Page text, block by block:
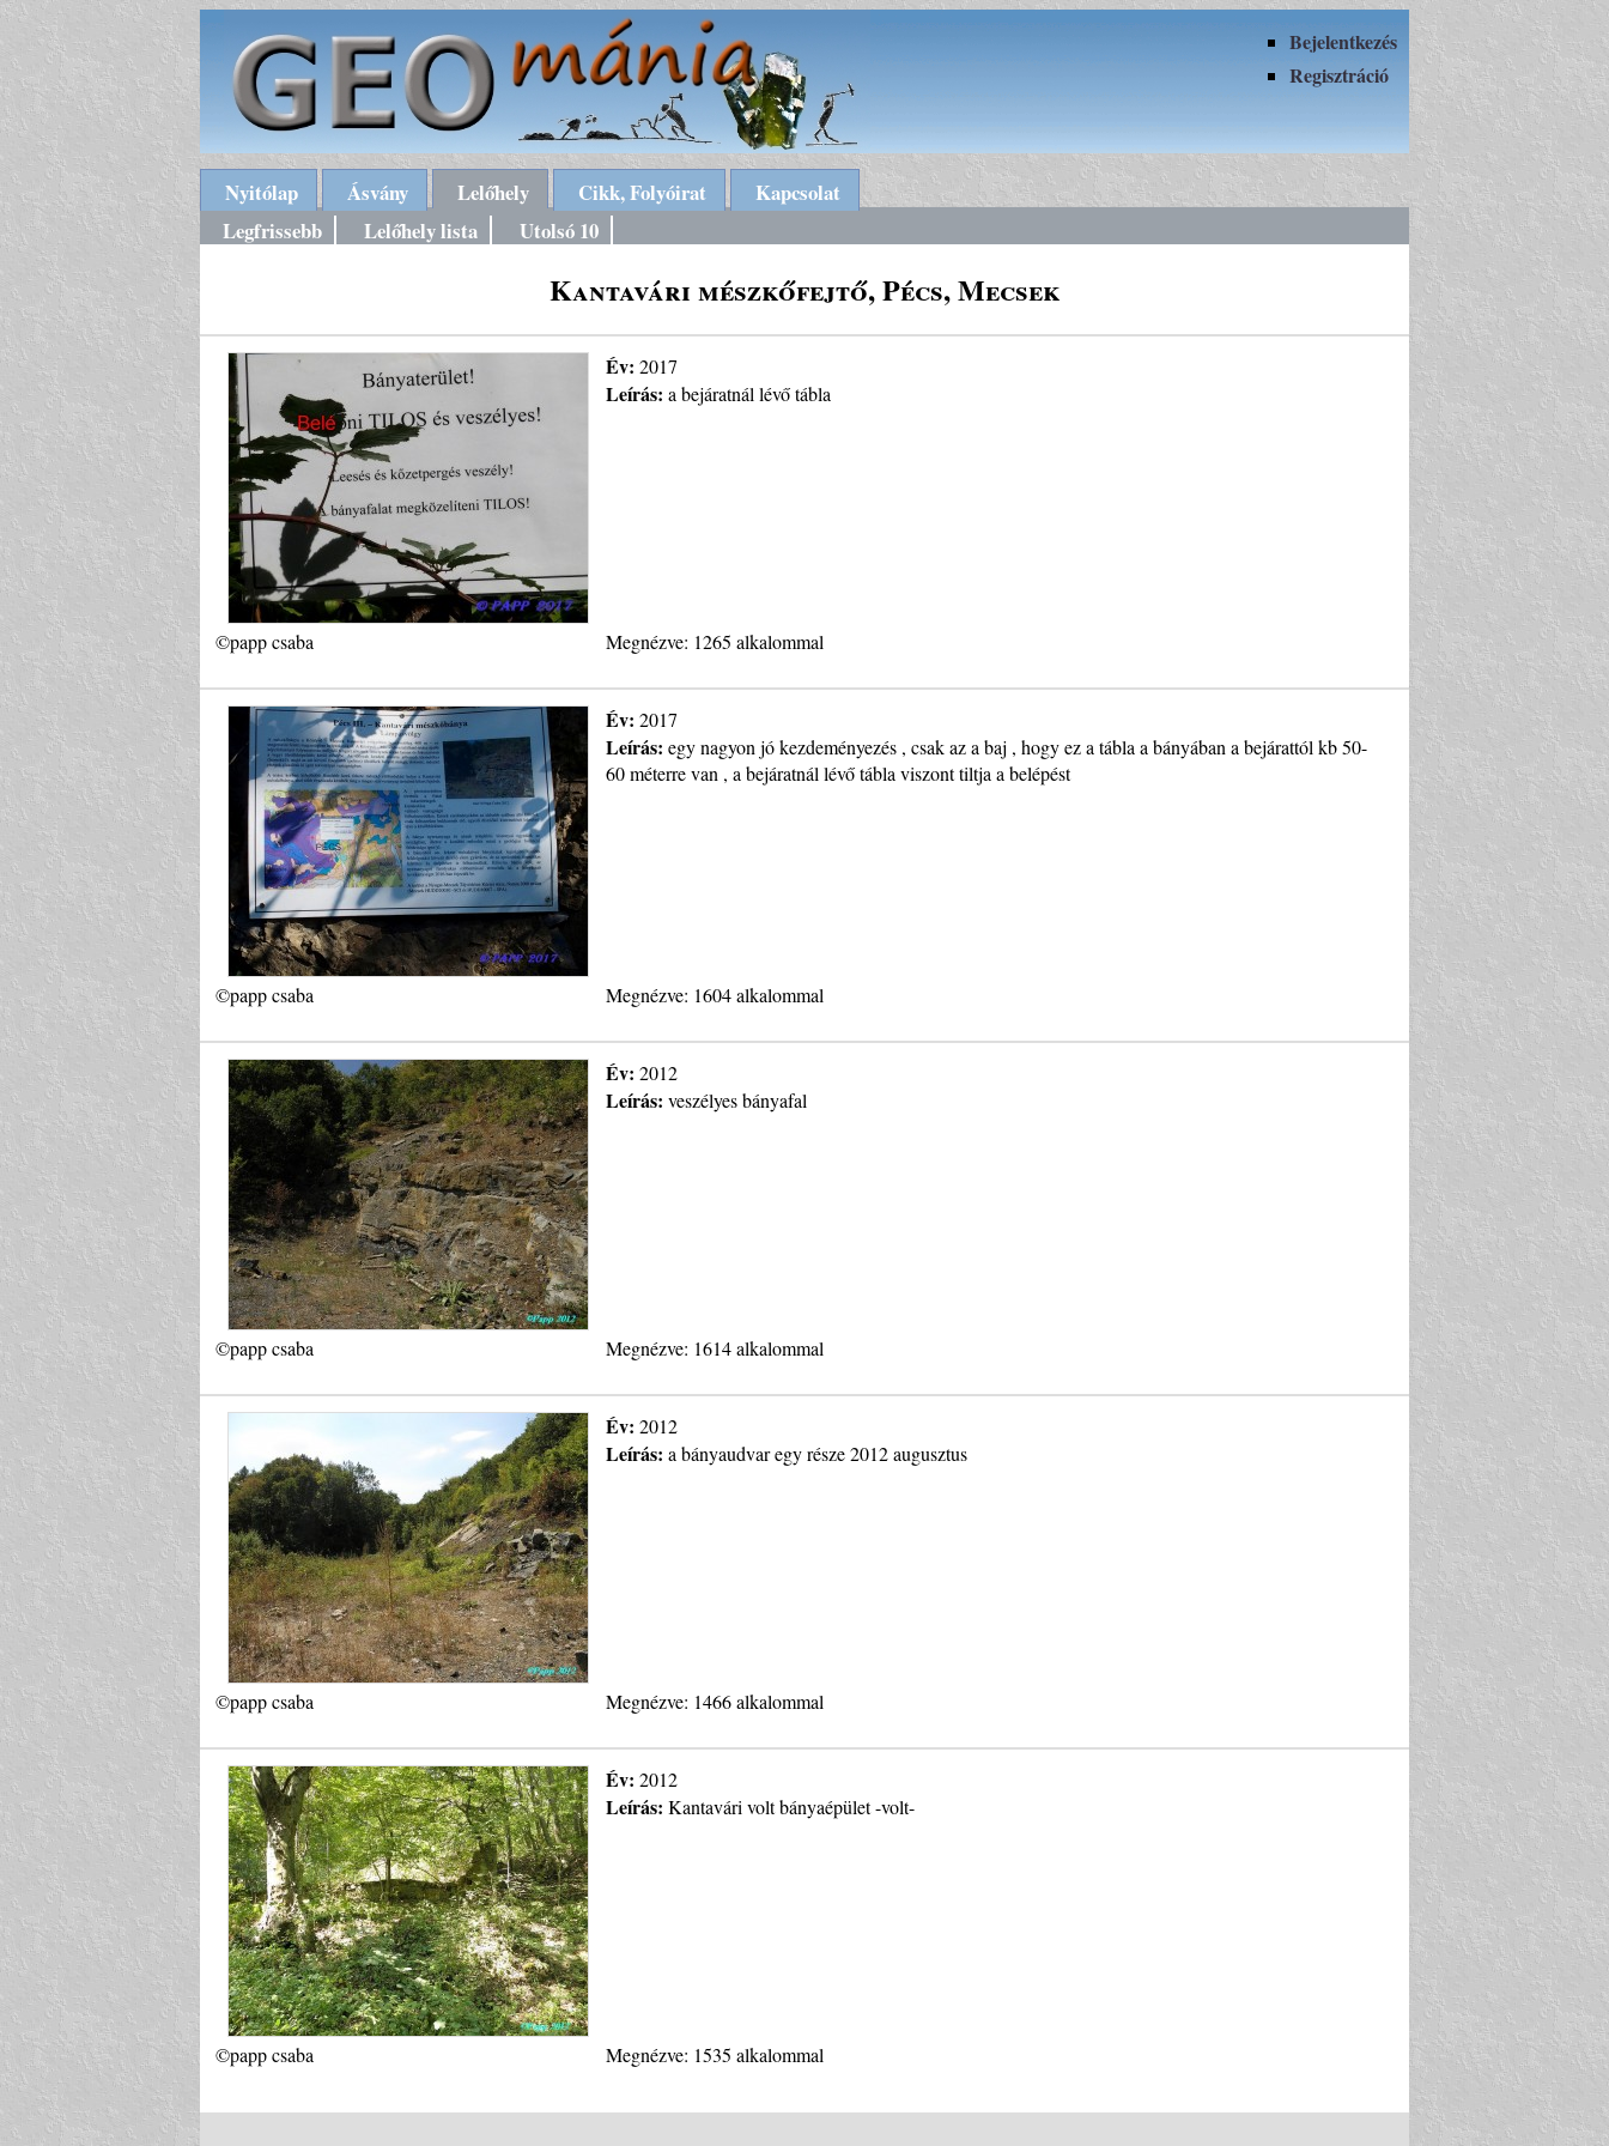
Bejelentkezés
Regisztráció
Nyitólap Ásvány Lelőhely Cikk, Folyóirat
Kapcsolat
Legfrissebb
Lelőhely lista Utolsó 10
Kantavári mészkőfejtő, Pécs, Mecsek
Év: 2017
Leírás: a bejáratnál lévő tábla
©papp csaba Megnézve: 1265 alkalommal
Év: 2017
Leírás: egy nagyon jó kezdeményezés , csak az a baj , hogy ez a tábla a bányában a bejárattól kb 50-
60 méterre van , a bejáratnál lévő tábla viszont tiltja a belépést
©papp csaba Megnézve: 1604 alkalommal
Év: 2012
Leírás: veszélyes bányafal
©papp csaba Megnézve: 1614 alkalommal
Év: 2012
Leírás: a bányaudvar egy része 2012 augusztus
©papp csaba Megnézve: 1466 alkalommal
Év: 2012
Leírás: Kantavári volt bányaépület -volt-
©papp csaba Megnézve: 1535 alkalommal